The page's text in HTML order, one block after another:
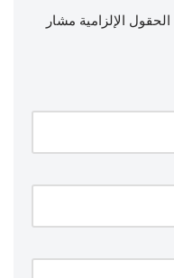
الحقول الإلزامية مشار